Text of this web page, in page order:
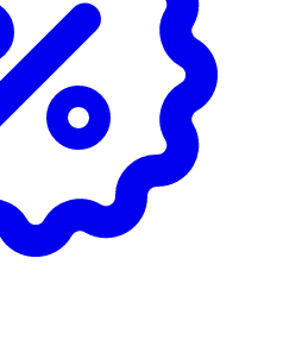
Parkii Butter, Cetearyl
Sorbitan Olivate,
Parkii Butter Extract,
Polymnia Sonchifolia Root
Allantoin, Sucrose Stearate,
Glyceryl Stearate, Xylitol,
Hyaluronic Acid,
Acryloyldimethyltaurate/VP
Sodium